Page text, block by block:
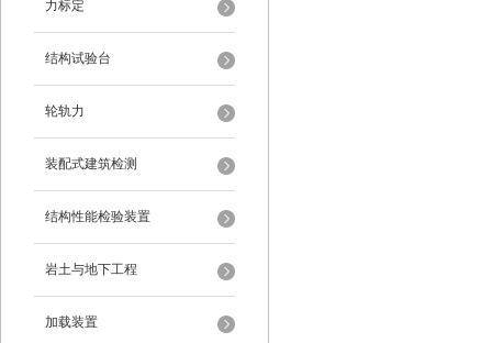
力标定
结构试验台
轮轨力
装配式建筑检测
结构性能检验装置
岩土与地下工程
加载装置